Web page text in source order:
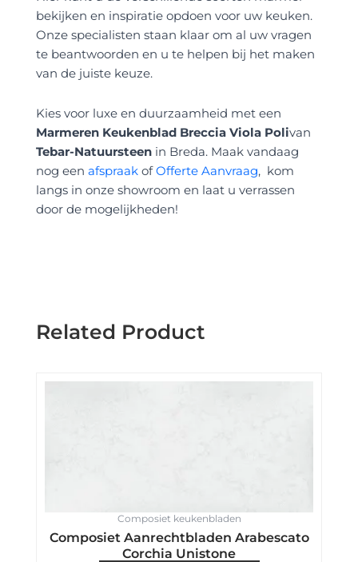
bekijken en inspiratie opdoen voor uw keuken.
Onze specialisten staan klaar om al uw vragen
te beantwoorden en u te helpen bij het maken
van de juiste keuze.
Kies voor luxe en duurzaamheid met een
Marmeren Keukenblad Breccia Viola Polivan
Tebar-Natuursteen in Breda. Maak vandaag
nog een afspraak ofOfferte Aanvraag, kom
langs in onze showroom en laat u verrassen
door de mogelijkheden!
Related Product
Composiet keukenbladen
Composiet Aanrechtbladen Arabescato
Corchia Unistone